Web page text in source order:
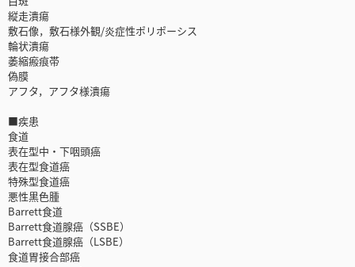
縦走潰瘍
敷石像，敷石様外観/炎症性ポリポーシス
輪状潰瘍
萎縮瘢痕帯
偽膜
アフタ，アフタ様潰瘍
■疾患
食道
表在型中・下咽頭癌
表在型食道癌
特殊型食道癌
悪性黒色腫
Barrett食道
Barrett食道腺癌（SSBE）
Barrett食道腺癌（LSBE）
食道胃接合部癌